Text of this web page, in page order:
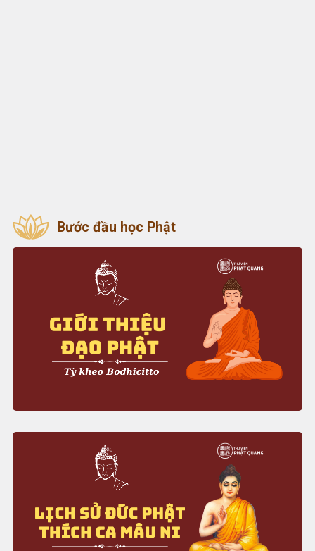
Bước đầu học Phật